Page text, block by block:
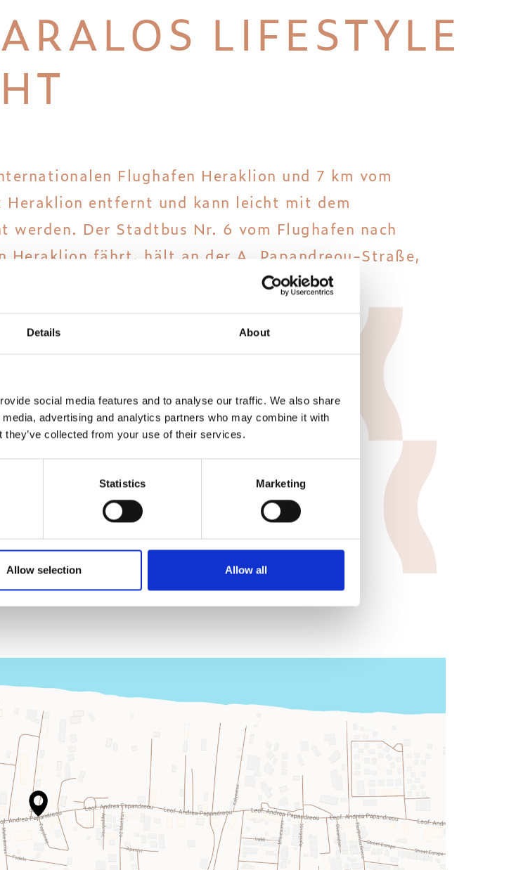
Details About
social media features and to analyse our traffic. We also share
advertising and analytics partners who may combine it with
collected from your use of their services.
Statistics Marketing
Allow selection Allow all
LIFESTYLE
Flughafen Heraklion und 7 km vom
entfernt und kann leicht mit dem
Der Stadtbus Nr. 6 vom Flughafen nach
Heraklion fährt, hält an der A. Papandreou-Straße,
T